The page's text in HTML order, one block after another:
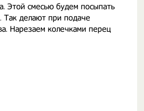
Этой смесью будем посыпать
Так делают при подаче
Нарезаем колечками перец